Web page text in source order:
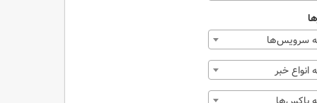
سرویس‌ها
انواع خبر